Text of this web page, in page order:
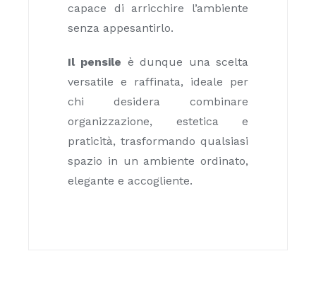
capace di arricchire l’ambiente
senza appesantirlo.
Il pensile è dunque una scelta
versatile e raffinata, ideale per
chi desidera combinare
organizzazione, estetica e
praticità, trasformando qualsiasi
spazio in un ambiente ordinato,
elegante e accogliente.